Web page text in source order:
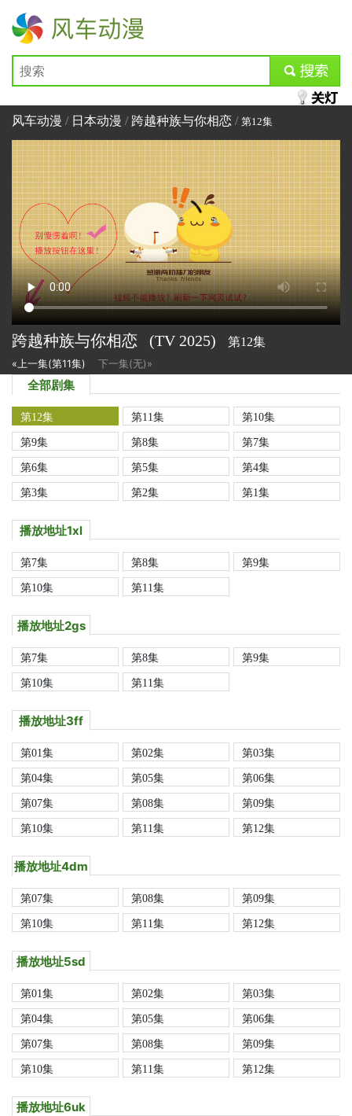
风车动漫
submit
风车动漫 / 日本动漫 / 跨越种族与你相恋 / 第12集
跨越种族与你相恋 (TV 2025) 第12集
«上一集(第11集) 下一集(无)»
全部剧集
第12集 第11集
第10集
第9集
第8集
第7集
第6集
第5集
第4集
第3集
第2集 第1集
播放地址1xl
第7集 第8集
第9集
第10集
第11集
播放地址2gs
第7集 第8集
第9集
第10集
第11集
播放地址3ff
第01集 第02集
第03集
第04集
第05集
第06集
第07集
第08集
第09集
第10集
第11集 第12集
播放地址4dm
第07集 第08集
第09集
第10集
第11集 第12集
播放地址5sd
第01集 第02集
第03集
第04集
第05集
第06集
第07集
第08集
第09集
第10集
第11集 第12集
播放地址6uk